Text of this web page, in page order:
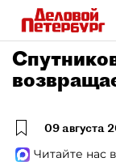
09 августа
Читайте нас